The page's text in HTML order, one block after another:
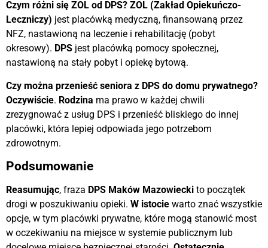
Czym różni się ZOL od DPS? ZOL (Zakład Opiekuńczo-
Leczniczy) jest placówką medyczną, finansowaną przez
NFZ, nastawioną na leczenie i rehabilitację (pobyt
okresowy). DPS jest placówką pomocy społecznej,
nastawioną na stały pobyt i opiekę bytową.
Czy można przenieść seniora z DPS do domu prywatnego?
Oczywiście. Rodzina ma prawo w każdej chwili
zrezygnować z usług DPS i przenieść bliskiego do innej
placówki, która lepiej odpowiada jego potrzebom
zdrowotnym.
Podsumowanie
Reasumując, fraza DPS Maków Mazowiecki to początek
drogi w poszukiwaniu opieki. W istocie warto znać wszystkie
opcje, w tym placówki prywatne, które mogą stanowić most
w oczekiwaniu na miejsce w systemie publicznym lub